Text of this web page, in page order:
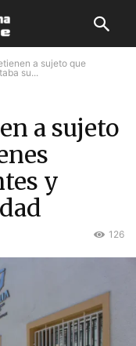
a sujeto que
su...
a sujeto
y
126